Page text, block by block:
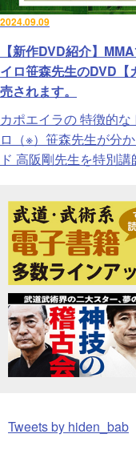
2024.09.09
【新作DVD紹介】
イロ笹森先生のDVD
売されます。
カポエイラの 特徴的
ロ（※）笹森先生が分
ド 高阪剛先生を特別講
Tweets by hiden_bab